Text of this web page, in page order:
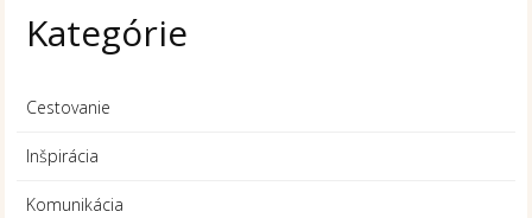
Kategórie
Cestovanie
Inšpirácia
Komunikácia